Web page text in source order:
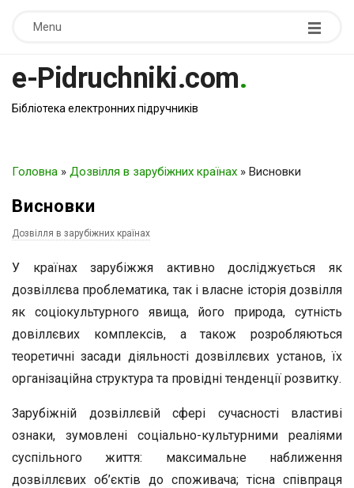
Menu
e-Pidruchniki.com.
Бібліотека електронних підручників
Головна » Дозвілля в зарубіжних країнах » Висновки
Висновки
Дозвілля в зарубіжних країнах
У країнах зарубіжжя активно досліджується як
дозвіллєва проблематика, так і власне історія дозвілля
як соціокультурного явища, його природа, сутність
довіллєвих комплексів, а також розробляються
теоретичні засади діяльності дозвіллєвих установ, їх
організаційна структура та провідні тенденції розвитку.
Зарубіжній дозвіллєвій сфері сучасності властиві
ознаки, зумовлені соціально-культурними реаліями
суспільного життя: максимальне наближення
дозвіллєвих об’єктів до споживача; тісна співпраця